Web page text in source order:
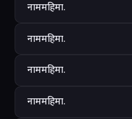
नाममहिमा.
नाममहिमा.
नाममहिमा.
नाममहिमा.